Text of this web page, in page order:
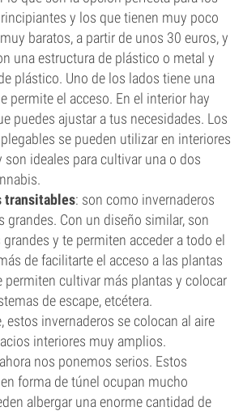
y los que tienen muy poco
baratos, a partir de unos 30 euros, y
una estructura de plástico o metal y
plástico. Uno de los lados tiene una
permite el acceso. En el interior hay
puedes ajustar a tus necesidades. Los
se pueden utilizar en interiores
son ideales para cultivar una o dos
transitables: son como invernaderos
grandes. Con un diseño similar, son
y te permiten acceder a todo el
de facilitarte el acceso a las plantas
permiten cultivar más plantas y colocar
de escape, etcétera.
estos invernaderos se colocan al aire
interiores muy amplios.
nos ponemos serios. Estos
forma de túnel ocupan mucho
albergar una enorme cantidad de